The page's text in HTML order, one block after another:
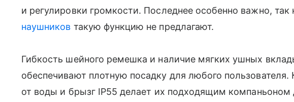
и регулировки громкости. Последнее особенно важно, так
наушников такую функцию не предлагают.
Гибкость шейного ремешка и наличие мягких ушных
обеспечивают плотную посадку для любого
от воды и брызг IP55 делает их подходящим компаньоном